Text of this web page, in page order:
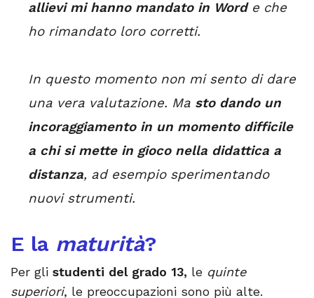
allievi mi hanno mandato in Worde che
ho rimandato loro corretti.
In questo momento non mi sento di dare
una vera valutazione. Ma sto dando un
incoraggiamento in un momento difficile
a chi si mette in gioco nella didattica a
distanza, ad esempio sperimentando
nuovi strumenti.
E la maturità?
Per gli studenti del grado 13, le quinte
superiori, le preoccupazioni sono più alte.